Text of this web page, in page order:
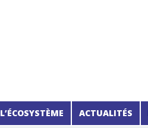
L’ÉCOSYSTÈME ACTUALITÉS